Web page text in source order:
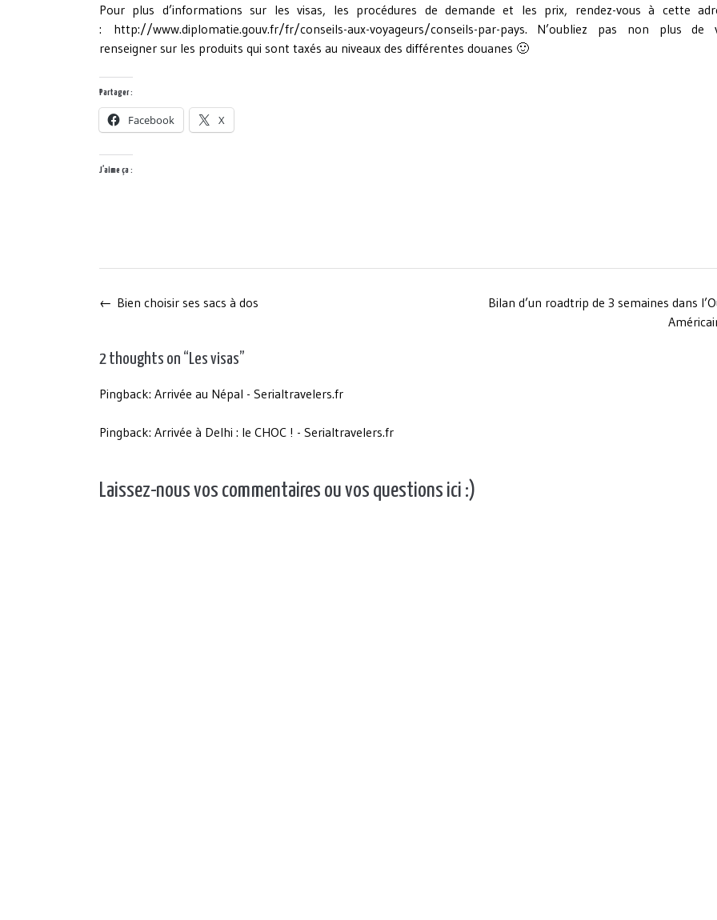
Pour plus d’informations sur les visas, les procédures de demande et les prix, rendez-vous à cette
: http://www.diplomatie.gouv.fr/fr/conseils-aux-voyageurs/conseils-par-pays. N’oubliez pas non plus de
renseigner sur les produits qui sont taxés au niveaux des différentes douanes 🙂
Partager :
Facebook X
J’aime ça :
Post
Bilan d’un roadtrip de 3 semaines dans
← Bien choisir ses sacs à dos
2 thoughts on “ Les visas”
Pingback: Arrivée au Népal - Serialtravelers.fr
Pingback: Arrivée à Delhi : le CHOC ! - Serialtravelers.fr
Laissez-nous vos commentaires ou vos questions ici :)